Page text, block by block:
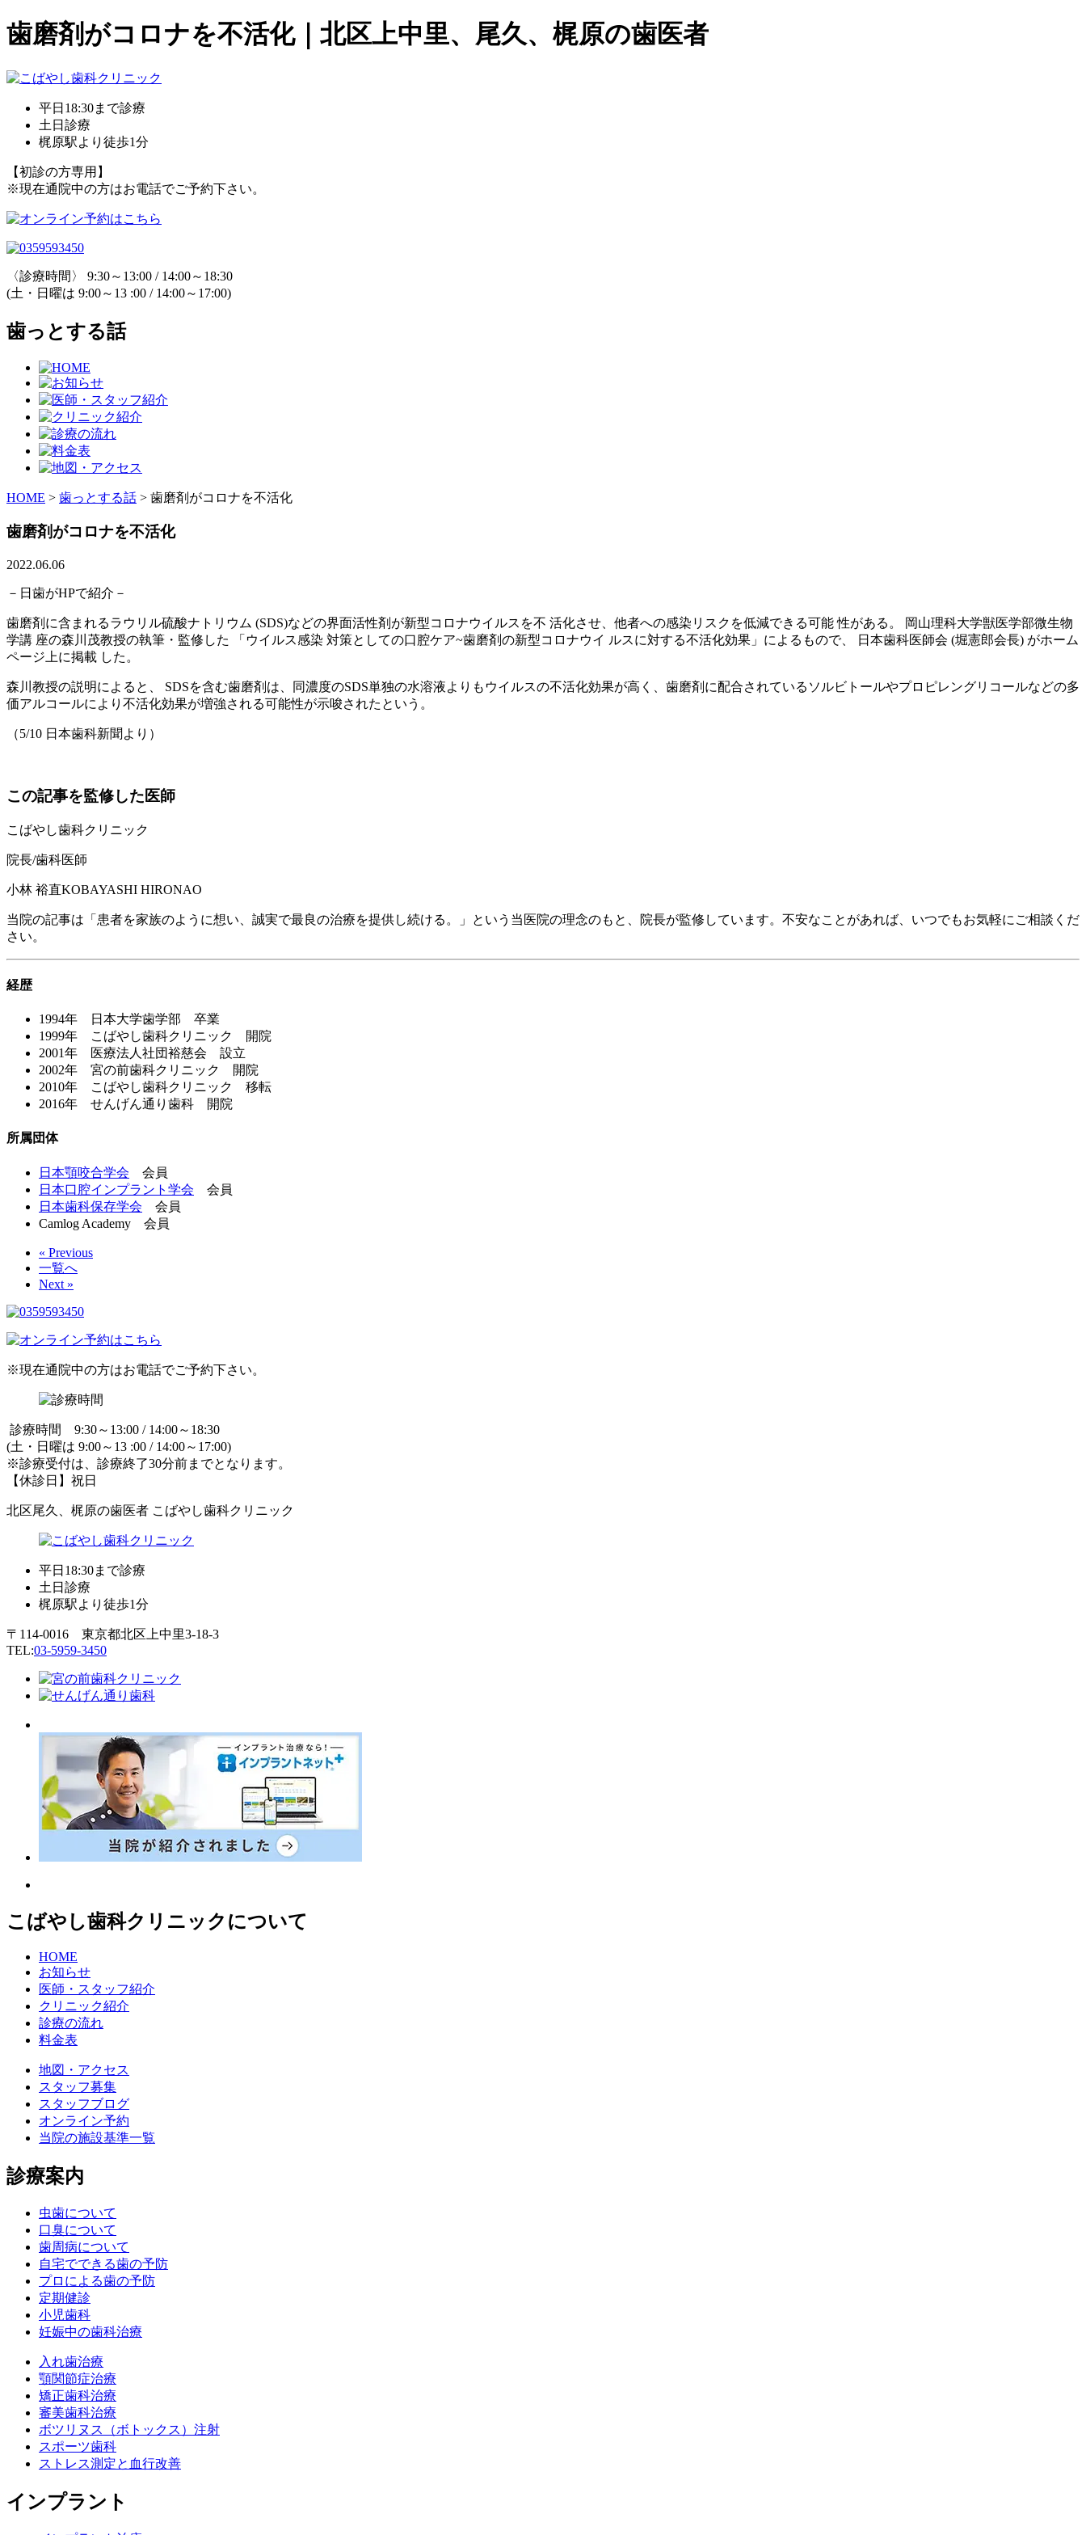
歯磨剤がコロナを不活化｜北区上中里、尾久、梶原の歯医者
平日18:30まで診療
土日診療
梶原駅より徒歩1分
【初診の方専用】
※現在通院中の方はお電話でご予約下さい。
〈診療時間〉 9:30～13:00 / 14:00～18:30
(土・日曜は 9:00～13 :00 / 14:00～17:00)
歯っとする話
HOME > 歯っとする話 > 歯磨剤がコロナを不活化
歯磨剤がコロナを不活化
2022.06.06
－日歯がHPで紹介－
歯磨剤に含まれるラウリル硫酸ナトリウム (SDS)などの界面活性剤が新型コロナウイルスを不 活化させ、他者への感染リスクを低減できる可能 性がある。 岡山理科大学獣医学部微生物
学講 座の森川茂教授の執筆・監修した 「ウイルス感染 対策としての口腔ケア~歯磨剤の新型コロナウイ ルスに対する不活化効果」によるもので、 日本歯科医師会 (堀憲郎会長) がホーム
ページ上に掲載 した。
森川教授の説明によると、 SDSを含む歯磨剤は、同濃度のSDS単独の水溶液よりもウイルスの不活化効果が高く、歯磨剤に配合されているソルビトールやプロピレングリコールなどの多
価アルコールにより不活化効果が増強される可能性が示唆されたという。
（5/10 日本歯科新聞より）
この記事を監修した医師
こばやし歯科クリニック
院長/歯科医師
小林 裕直KOBAYASHI HIRONAO
当院の記事は「患者を家族のように想い、誠実で最良の治療を提供し続ける。」という当医院の理念のもと、院長が監修しています。不安なことがあれば、いつでもお気軽にご相談くだ
さい。
経歴
1994年 日本大学歯学部 卒業
1999年 こばやし歯科クリニック 開院
2001年 医療法人社団裕慈会 設立
2002年 宮の前歯科クリニック 開院
2010年 こばやし歯科クリニック 移転
2016年 せんげん通り歯科 開院
所属団体
日本顎咬合学会 会員
日本口腔インプラント学会 会員
日本歯科保存学会 会員
Camlog Academy 会員
« Previous
一覧へ
Next »
※現在通院中の方はお電話でご予約下さい。
診療時間 9:30～13:00 / 14:00～18:30
(土・日曜は 9:00～13 :00 / 14:00～17:00)
※診療受付は、診療終了30分前までとなります。
【休診日】祝日
北区尾久、梶原の歯医者 こばやし歯科クリニック
平日18:30まで診療
土日診療
梶原駅より徒歩1分
〒114-0016 東京都北区上中里3-18-3
TEL:03-5959-3450
こばやし歯科クリニックについて
HOME
お知らせ
医師・スタッフ紹介
クリニック紹介
診療の流れ
料金表
地図・アクセス
スタッフ募集
スタッフブログ
オンライン予約
当院の施設基準一覧
診療案内
虫歯について
口臭について
歯周病について
自宅でできる歯の予防
プロによる歯の予防
定期健診
小児歯科
妊娠中の歯科治療
入れ歯治療
顎関節症治療
矯正歯科治療
審美歯科治療
ボツリヌス（ボトックス）注射
スポーツ歯科
ストレス測定と血行改善
インプラント